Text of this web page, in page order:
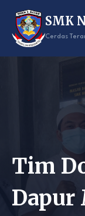
content
SMK
Cerdas
Tim
Dapur